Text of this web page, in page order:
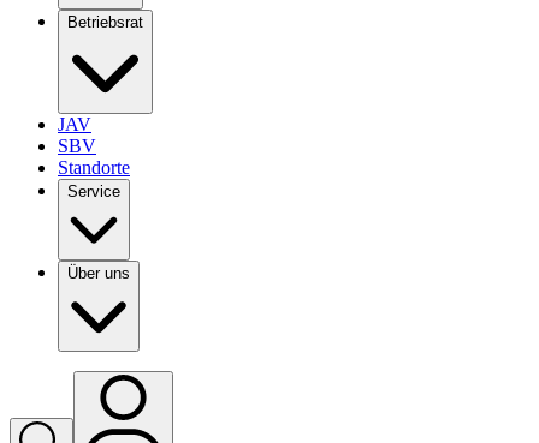
Betriebsrat
JAV
SBV
Standorte
Service
Über uns